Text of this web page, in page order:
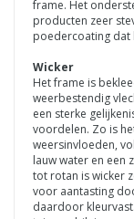
frame. Het
producten zeer
poedercoating dat
Wicker
Het frame is
weerbestendig
een sterke
voordelen. Zo is
weersinvloeden,
lauw water en een
tot rotan is wicker
voor aantasting
daardoor